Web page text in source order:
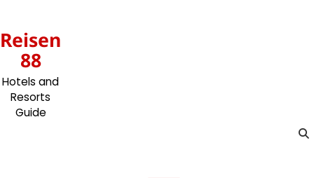
content
Reisen
88
Hotels and
Resorts
Guide